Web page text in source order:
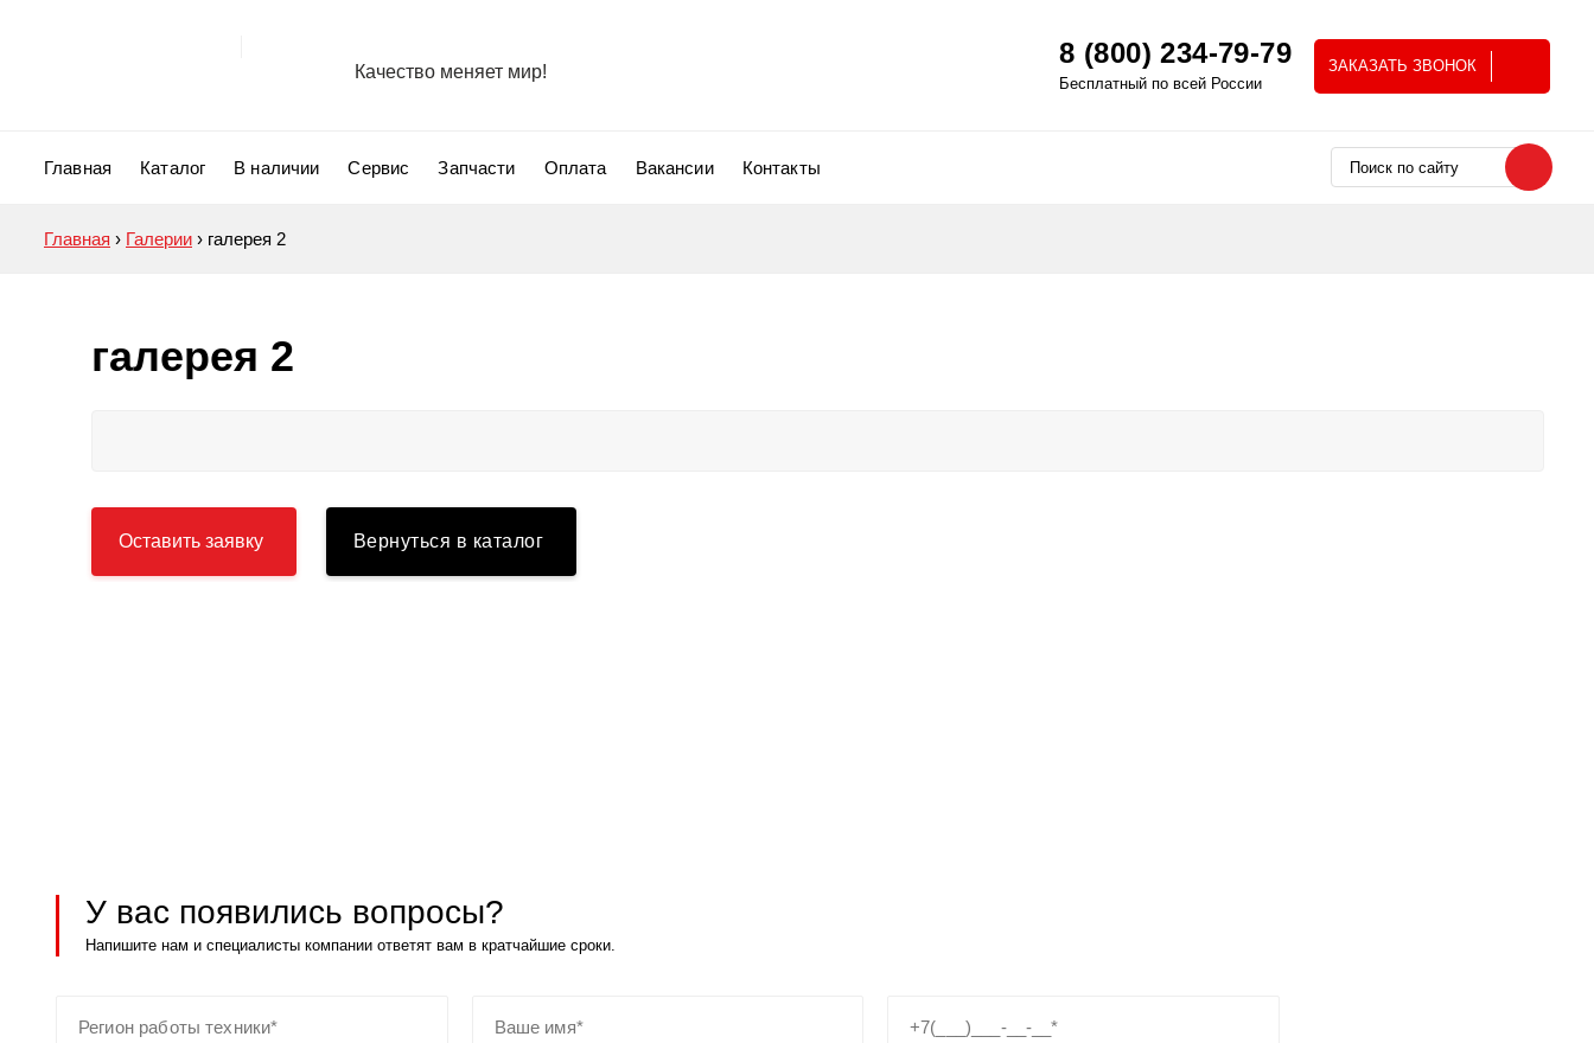
Качество меняет мир! ЗАКАЗАТЬ ЗВОНОК
8 (800) 234-79-79
Бесплатный по всей России
Главная Каталог В наличии Сервис Запчасти Оплата Вакансии Контакты
Главная › Галерии › галерея 2
галерея 2
Оставить заявку Вернуться в каталог
У вас появились вопросы?
Напишите нам и специалисты компании ответят вам в кратчайшие сроки.